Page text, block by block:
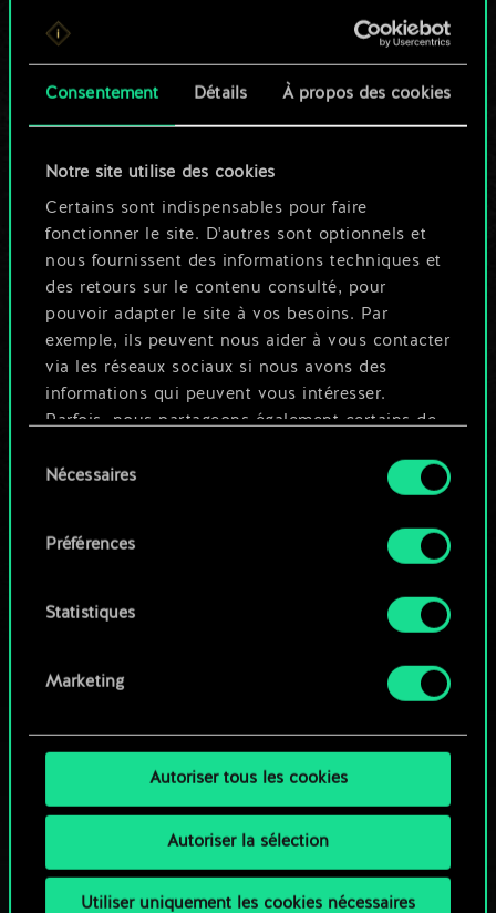
Consentement Détails À propos des cookies
Notre site utilise des cookies
Certains sont indispensables pour faire
fonctionner le site. D'autres sont optionnels et
nous fournissent des informations techniques et
des retours sur le contenu consulté, pour
pouvoir adapter le site à vos besoins. Par
exemple, ils peuvent nous aider à vous contacter
via les réseaux sociaux si nous avons des
informations qui peuvent vous intéresser.
Parfois, nous partageons également certains de
ces cookies optionnels ne seront appliqués
Vous pouvez consulter tous les détails sur notre
préférences dans le menu "Paramètres" ci-
duNécessaires
Préférences
Statistiques
Marketing
Autoriser tous les cookies
Autoriser la sélection
Utiliser uniquement les cookies nécessaires
Pour l'instant, ce
n'est qu'un jeu de
cartes partagé.
Mais cela peut être
tellement plus !
Nommer ce jeu et créer un guide